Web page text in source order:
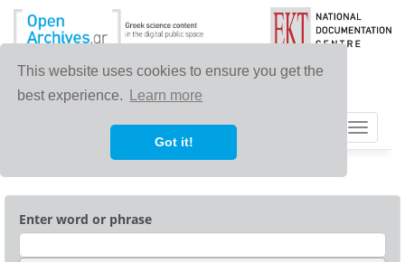
This website uses cookies to ensure you get the
best experience.
Learn more
Got it!
Toggle
Enter word or phrase